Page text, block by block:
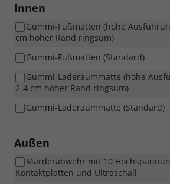
Innen
Gummi-Fußmatten (hohe
cm hoher Rand ringsum)
Gummi-Fußmatten (Standard)
Gummi-Laderaummatte (hohe
2-4 cm hoher Rand ringsum)
Gummi-Laderaummatte (Standard)
Außen
Marderabwehr mit 10
Kontaktplatten und Ultraschall